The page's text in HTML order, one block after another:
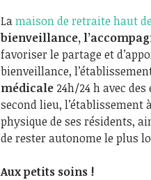
Lamaison de retraite haut
bienveillance,
favoriser le partage et
bienveillance,
médicale 24h/24 h avec
second lieu, l’établissement
physique de ses résidents,
de rester autonome le plus
Aux petits soins !